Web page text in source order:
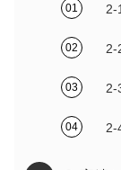
2-
2-
2-
2-